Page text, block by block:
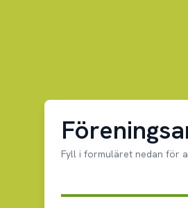
Fyll i formuläret nedan för